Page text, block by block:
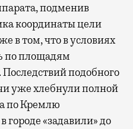
подменив
координаты цели
в том, что в условиях
по площадям
подобного
уже хлебнули полной
по Кремлю
«задавили» до